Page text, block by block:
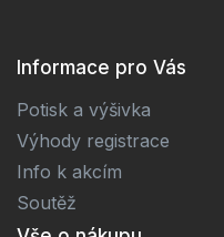
Informace pro Vás
Potisk a výšivka
Výhody registrace
Info k akcím
Soutěž